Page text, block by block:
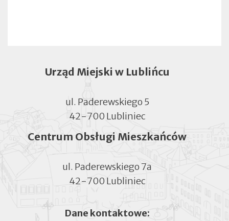
Urząd Miejski w Lublińcu
ul. Paderewskiego 5
42-700 Lubliniec
Centrum Obsługi Mieszkańców
ul. Paderewskiego 7a
42-700 Lubliniec
Dane kontaktowe: